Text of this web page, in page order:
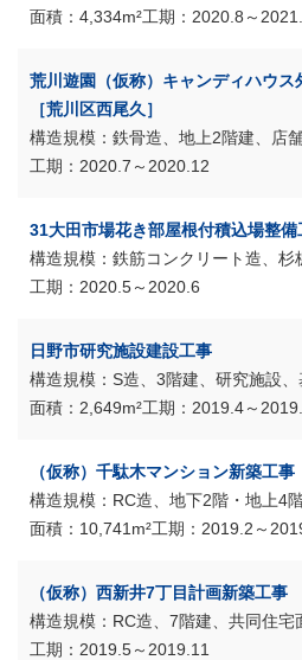
4,334m²
2020.8～
荒川遊園（仮称）キャンディハウ
［荒川区西尾久］
鉄骨造、地上2階建、店
2020.7～2020.12
31大田市場花き部屋根付積込場整
鉄筋コンクリート造、杉
2020.5～2020.6
日野市研究施設建設工事
S造、3階建、研究施設
2,649m²
2019.4～
（仮称）千駄木マンション新築工事
RC造、地下2階・地上4
10,741m²
2019.2～
（仮称）西新井7丁目計画新築工事
RC造、7階建、共同住宅
2019.5～2019.11